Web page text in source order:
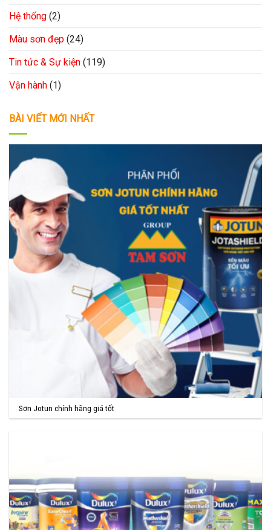
Hệ thống (2)
Màu sơn đẹp (24)
Tin tức & Sự kiện (119)
Vận hành (1)
BÀI VIẾT MỚI NHẤT
Sơn Jotun chính hãng giá tốt